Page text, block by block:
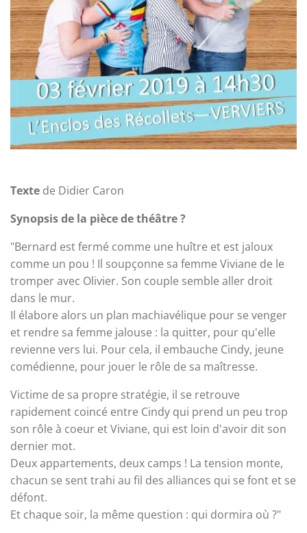
Texte de Didier Caron
Synopsis de la pièce de théâtre ?
"Bernard est fermé comme une huître et est jaloux
comme un pou ! Il soupçonne sa femme Viviane de le
tromper avec Olivier. Son couple semble aller droit
dans le mur.
Il élabore alors un plan machiavélique pour se venger
et rendre sa femme jalouse : la quitter, pour qu'elle
revienne vers lui. Pour cela, il embauche Cindy, jeune
comédienne, pour jouer le rôle de sa maîtresse.
Victime de sa propre stratégie, il se retrouve
rapidement coincé entre Cindy qui prend un peu trop
son rôle à coeur et Viviane, qui est loin d'avoir dit son
dernier mot.
Deux appartements, deux camps ! La tension monte,
chacun se sent trahi au fil des alliances qui se font et se
défont.
Et chaque soir, la même question : qui dormira où ?"